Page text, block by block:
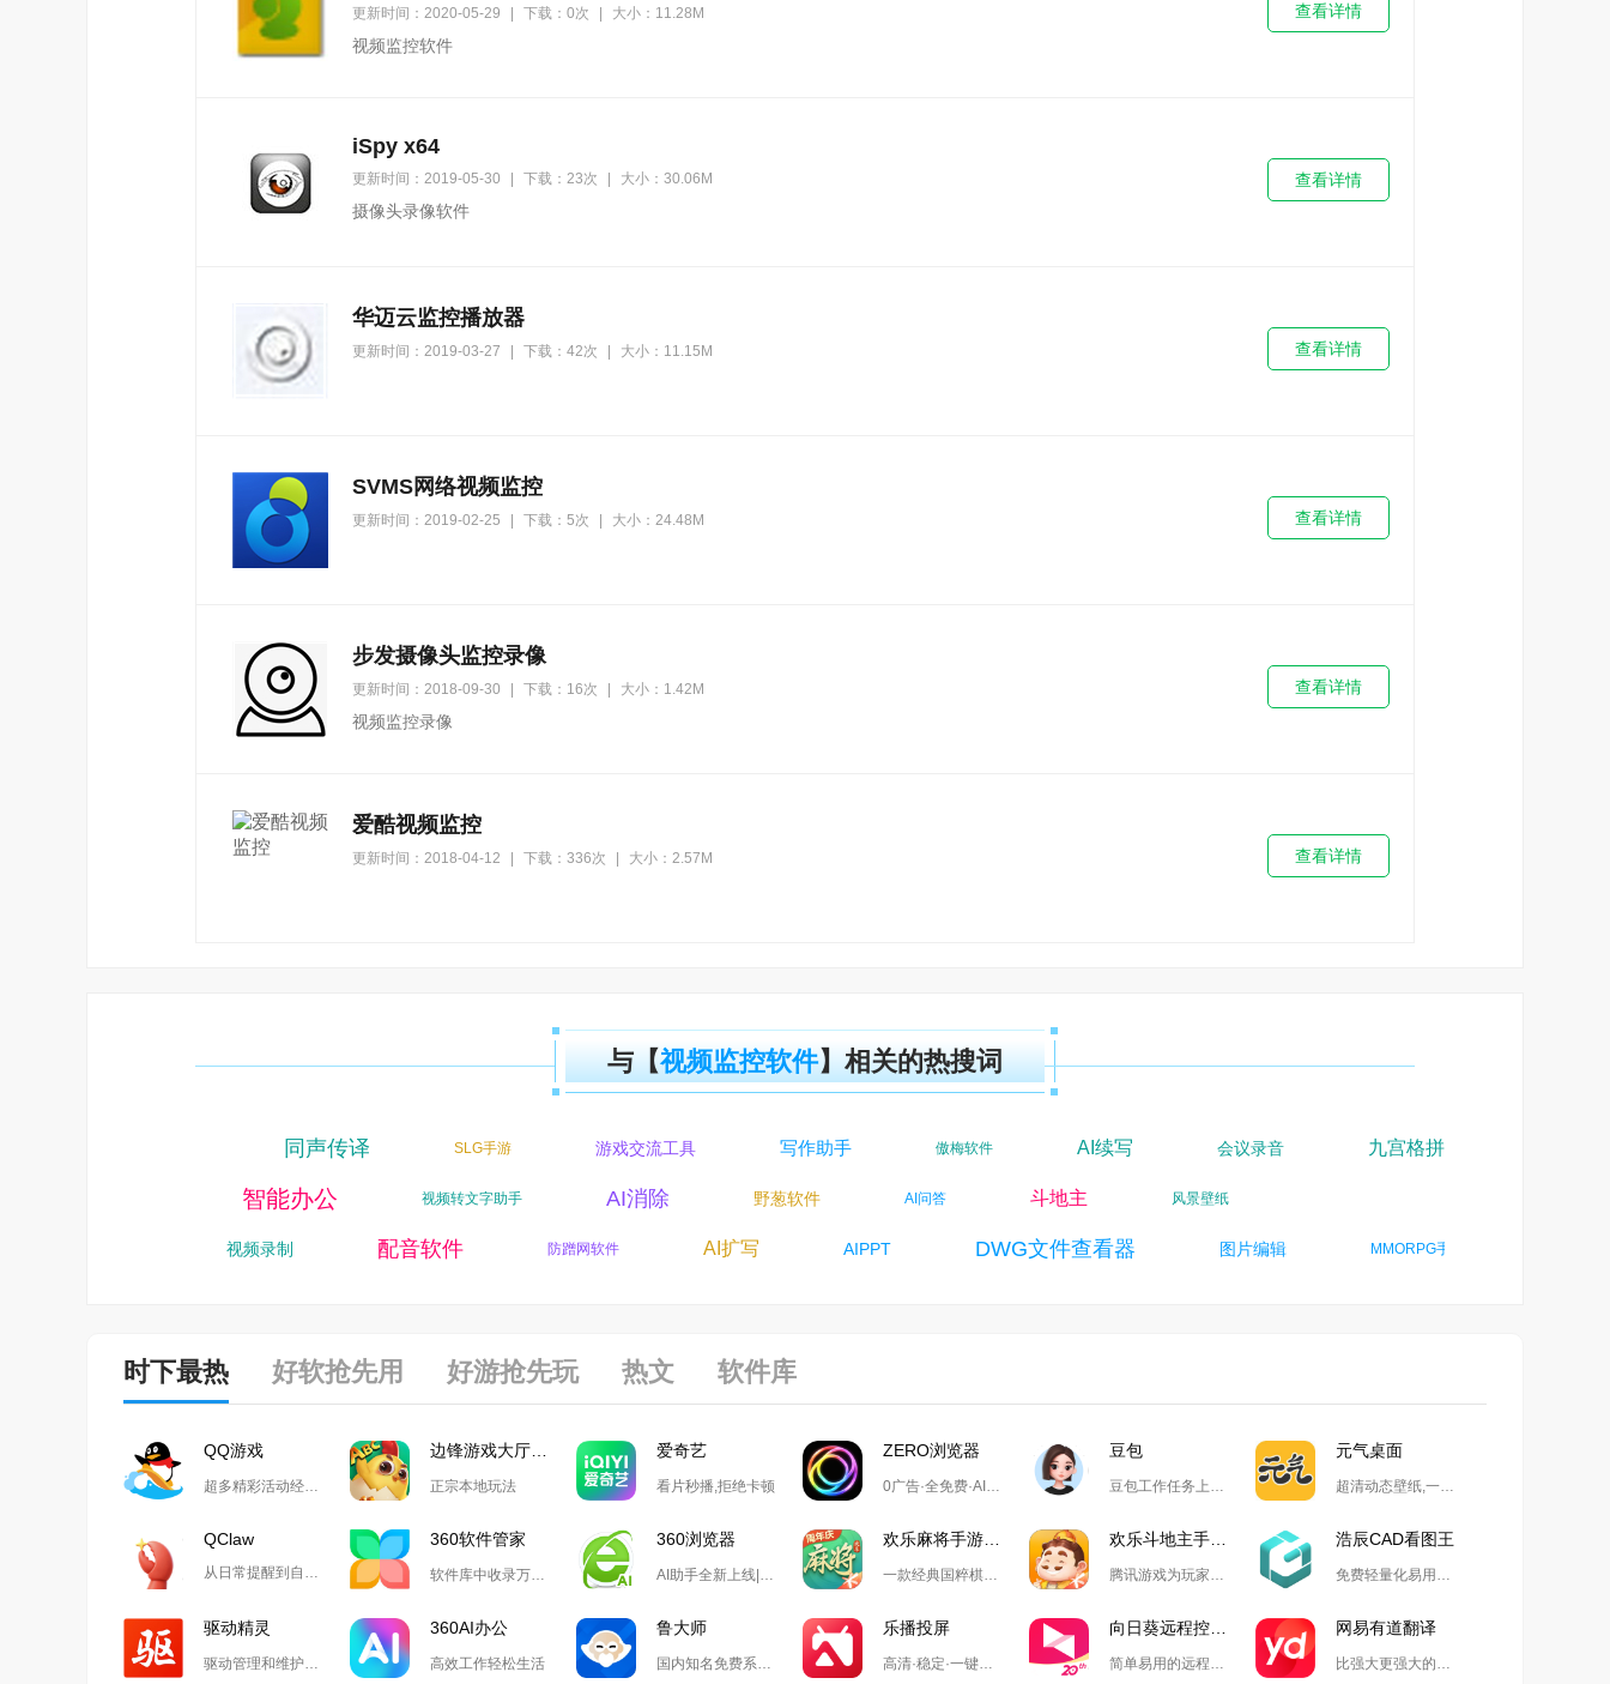
更新时间：2020-05-29 下载：0次 大小：11.28M
视频监控软件
查看详情
iSpy x64
更新时间：2019-05-30 下载：23次 大小：30.06M
摄像头录像软件
查看详情
华迈云监控播放器
更新时间：2019-03-27 下载：42次 大小：11.15M 查看详情
SVMS网络视频监控
更新时间：2019-02-25 下载：5次 大小：24.48M 查看详情
步发摄像头监控录像
更新时间：2018-09-30 下载：16次 大小：1.42M
视频监控录像
查看详情
爱酷视频监控
更新时间：2018-04-12 下载：336次 大小：2.57M 查看详情
与【视频监控软件】相关的热搜词
同声传译 SLG手游 游戏交流工具 写作助手 傲梅软件 AI续写 会议录音 九宫格拼图软件
智能办公 视频转文字助手 AI消除 野葱软件 AI问答 斗地主 风景壁纸
视频录制 配音软件 防蹭网软件 AI扩写 AIPPT DWG文件查看器 图片编辑 MMORPG手游
时下最热 好软抢先用 好游抢先玩 热文 软件库
QQ游戏
超多精彩活动经典玩法尽在QQ游戏 正宗本地玩法
爱奇艺
看片秒播,拒绝卡顿
ZERO浏览器
0广告·全免费·AI搜索·极简设计
豆包
豆包工作任务上线,开启自动化高效办公
元气桌面
超清动态壁纸,一键整理桌面
QClaw
从日常提醒到自动化开发,Qclaw解锁无限可能
360软件管家
软件库中收录万款正版软件
360浏览器
AI助手全新上线|全新chromium122内核|安全防护|丰富内置功能 一款经典国粹棋牌游戏 腾讯游戏为玩家精心打造的国民级斗地主游戏
浩辰CAD看图王
免费轻量化易用的2D&3D一体软件
驱动精灵
驱动管理和维护工具
360AI办公
高效工作轻松生活
鲁大师
国内知名免费系统工具软件
乐播投屏
高清·稳定·一键投屏,无需数据线,不同网络也可轻松投屏 简单易用的远程协助工具
网易有道翻译
比强大更强大的翻译生产力工具